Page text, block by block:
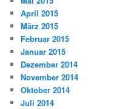
April 2015
März 2015
Februar 2015
Januar 2015
Dezember 2014
November 2014
Oktober 2014
Juli 2014